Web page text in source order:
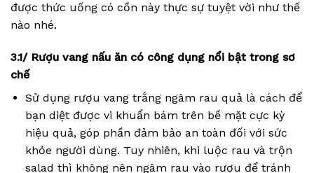
được thức uống có cồn này thực sự tuyệt vời như thế
nào nhé.
3.1/ Rượu vang nấu ăn có công dụng nổi bật trong sơ
chế
Sử dụng rượu vang trắng ngâm rau quả là cách để
bạn diệt được vi khuẩn bám trên bề mặt cực kỳ
hiệu quả, góp phần đảm bảo an toàn đối với sức
khỏe người dùng. Tuy nhiên, khi luộc rau và trộn
salad thì không nên ngâm rau vào rượu để tránh